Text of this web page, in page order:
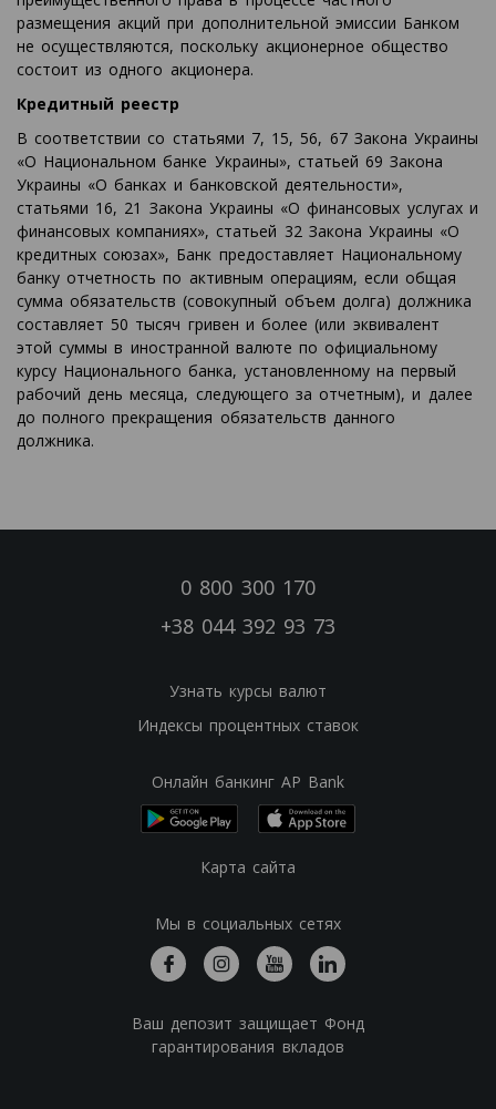
размещения акций при дополнительной эмиссии Банком
не осуществляются, поскольку акционерное общество
состоит из одного акционера.
Кредитный реестр
В соответствии со статьями 7, 15, 56, 67 Закона Украины
«О Национальном банке Украины», статьей 69 Закона
Украины «О банках и банковской деятельности»,
статьями 16, 21 Закона Украины «О финансовых услугах и
финансовых компаниях», статьей 32 Закона Украины «О
кредитных союзах», Банк предоставляет Национальному
банку отчетность по активным операциям, если общая
сумма обязательств (совокупный объем долга) должника
составляет 50 тысяч гривен и более (или эквивалент
этой суммы в иностранной валюте по официальному
курсу Национального банка, установленному на первый
рабочий день месяца, следующего за отчетным), и далее
до полного прекращения обязательств данного
должника.
0 800 300 170
+38 044 392 93 73
Узнать курсы валют
Индексы процентных ставок
Онлайн банкинг AP Bank
Карта сайта
Мы в социальных сетях
Ваш депозит защищает Фонд
гарантирования вкладов